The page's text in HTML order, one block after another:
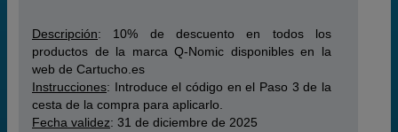
Descripción: 10% de descuento en todos los
productos de la marca Q-Nomic disponibles en la
web de Cartucho.es
Instrucciones: Introduce el código en el Paso 3 de la
cesta de la compra para aplicarlo.
Fecha validez: 31 de diciembre de 2025